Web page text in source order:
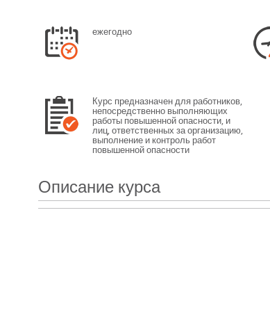
ежегодно
Курс предназначен для работников,
непосредственно выполняющих
работы повышенной опасности, и
лиц, ответственных за организацию,
выполнение и контроль работ
повышенной опасности
Описание курса